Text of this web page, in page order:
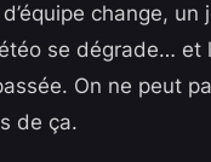
change, un
se dégrade… et
On ne peut
de ça.